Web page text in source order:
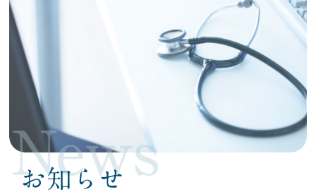
−お支払い方法
Medical dept
Post
お知らせ
お知らせ